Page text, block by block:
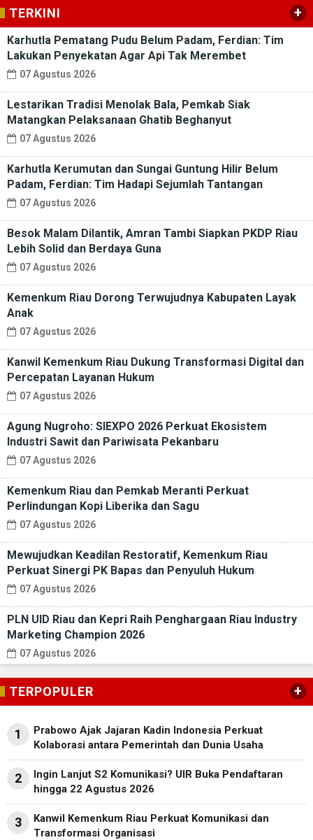
TERKINI +
Karhutla Pematang Pudu Belum Padam, Ferdian: Tim
Lakukan Penyekatan Agar Api Tak Merembet
07 Agustus 2026
Lestarikan Tradisi Menolak Bala, Pemkab Siak
Matangkan Pelaksanaan Ghatib Beghanyut
07 Agustus 2026
Karhutla Kerumutan dan Sungai Guntung Hilir Belum
Padam, Ferdian: Tim Hadapi Sejumlah Tantangan
07 Agustus 2026
Besok Malam Dilantik, Amran Tambi Siapkan PKDP Riau
Lebih Solid dan Berdaya Guna
07 Agustus 2026
Kemenkum Riau Dorong Terwujudnya Kabupaten Layak
Anak
07 Agustus 2026
Kanwil Kemenkum Riau Dukung Transformasi Digital dan
Percepatan Layanan Hukum
07 Agustus 2026
Agung Nugroho: SIEXPO 2026 Perkuat Ekosistem
Industri Sawit dan Pariwisata Pekanbaru
07 Agustus 2026
Kemenkum Riau dan Pemkab Meranti Perkuat
Perlindungan Kopi Liberika dan Sagu
07 Agustus 2026
Mewujudkan Keadilan Restoratif, Kemenkum Riau
Perkuat Sinergi PK Bapas dan Penyuluh Hukum
07 Agustus 2026
PLN UID Riau dan Kepri Raih Penghargaan Riau Industry
Marketing Champion 2026
07 Agustus 2026
TERPOPULER +
1
Prabowo Ajak Jajaran Kadin Indonesia Perkuat
Kolaborasi antara Pemerintah dan Dunia Usaha
2
Ingin Lanjut S2 Komunikasi? UIR Buka Pendaftaran
hingga 22 Agustus 2026
3
Kanwil Kemenkum Riau Perkuat Komunikasi dan
Transformasi Organisasi